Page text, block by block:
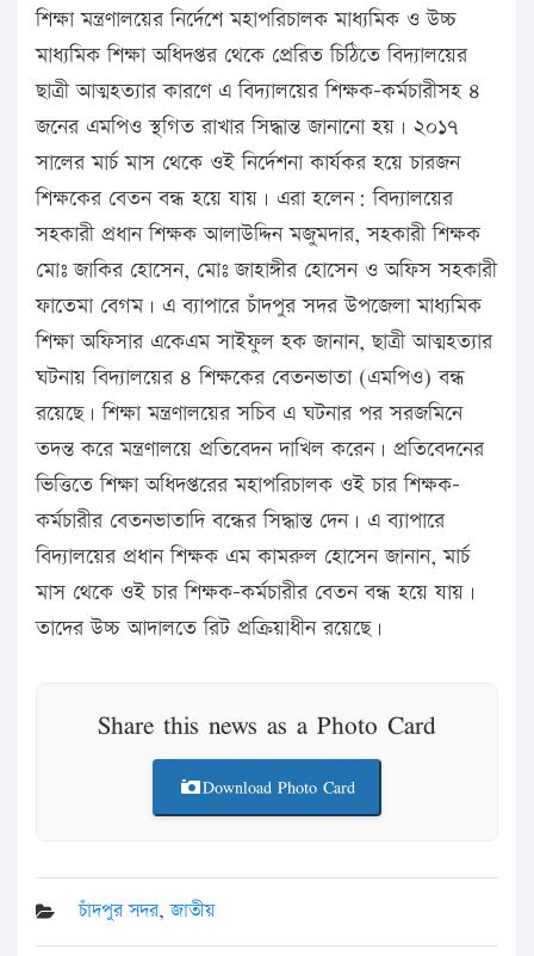
শিক্ষা মন্ত্রণালয়ের নির্দেশে মহাপরিচালক মাধ্যমিক ও উচ্চ
মাধ্যমিক শিক্ষা অধিদপ্তর থেকে প্রেরিত চিঠিতে বিদ্যালয়ের
ছাত্রী আত্মহত্যার কারণে এ বিদ্যালয়ের শিক্ষক-কর্মচারীসহ ৪
জনের এমপিও স্থগিত রাখার সিদ্ধান্ত জানানো হয়। ২০১৭
সালের মার্চ মাস থেকে ওই নির্দেশনা কার্যকর হয়ে চারজন
শিক্ষকের বেতন বন্ধ হয়ে যায়। এরা হলেন: বিদ্যালয়ের
সহকারী প্রধান শিক্ষক আলাউদ্দিন মজুমদার, সহকারী শিক্ষক
মোঃ জাকির হোসেন, মোঃ জাহাঙ্গীর হোসেন ও অফিস সহকারী
ফাতেমা বেগম। এ ব্যাপারে চাঁদপুর সদর উপজেলা মাধ্যমিক
শিক্ষা অফিসার একেএম সাইফুল হক জানান, ছাত্রী আত্মহত্যার
ঘটনায় বিদ্যালয়ের ৪ শিক্ষকের বেতনভাতা (এমপিও) বন্ধ
রয়েছে। শিক্ষা মন্ত্রণালয়ের সচিব এ ঘটনার পর সরজমিনে
তদন্ত করে মন্ত্রণালয়ে প্রতিবেদন দাখিল করেন। প্রতিবেদনের
ভিত্তিতে শিক্ষা অধিদপ্তরের মহাপরিচালক ওই চার শিক্ষক-
কর্মচারীর বেতনভাতাদি বন্ধের সিদ্ধান্ত দেন। এ ব্যাপারে
বিদ্যালয়ের প্রধান শিক্ষক এম কামরুল হোসেন জানান, মার্চ
মাস থেকে ওই চার শিক্ষক-কর্মচারীর বেতন বন্ধ হয়ে যায়।
তাদের উচ্চ আদালতে রিট প্রক্রিয়াধীন রয়েছে।
Share this news as a Photo Card
Download Photo Card
চাঁদপুর সদর,জাতীয়